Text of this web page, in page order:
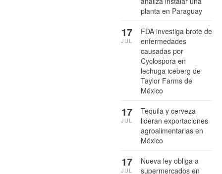
planta en Paraguay
FDA investiga brote de
enfermedades
causadas por
Cyclospora en
lechuga iceberg de
Taylor Farms de
México
17
JUL
Tequila y cerveza
lideran exportaciones
agroalimentarias en
México
17
JUL
Nueva ley obliga a
supermercados en
17
JUL